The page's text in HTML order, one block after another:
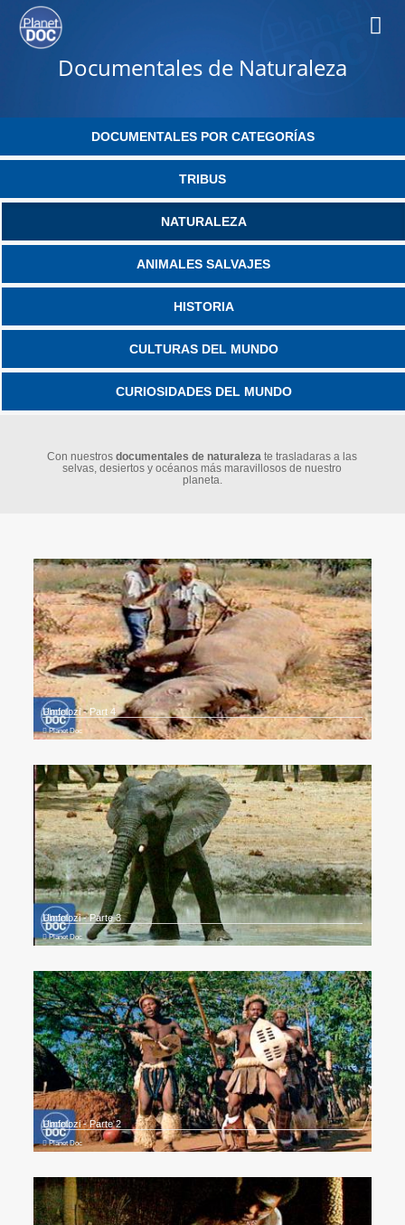
Documentales de Naturaleza
DOCUMENTALES POR CATEGORÍAS
TRIBUS
NATURALEZA
ANIMALES SALVAJES
HISTORIA
CULTURAS DEL MUNDO
CURIOSIDADES DEL MUNDO
Con nuestrosdocumentales de naturaleza te trasladaras a las
selvas, desiertos y océanos más maravillosos de nuestro
planeta.
Umfolozi - Part 4
Planet Doc
Umfolozi - Parte 3
Planet Doc
Umfolozi - Parte 2
Planet Doc